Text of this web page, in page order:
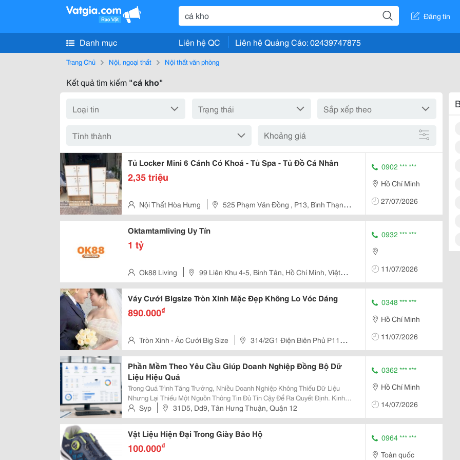
Đăng tin
Danh mục Liên hệ QC Liên hệ Quảng Cáo: 02439747875
Trang Chủ Nội, ngoại thất Nội thất văn phòng
Kết quả tìm kiếm "cá kho"
Khoảng giá
Tủ Locker Mini 6 Cánh Có Khoá - Tủ Spa - Tủ Đồ Cá Nhân
2,35 triệu
Nội Thất Hòa Hưng
525 Phạm Văn Đồng , P13, Bình Thạnh ,
Hcm
0902 *** ***
Hồ Chí Minh
27/07/2026
Oktamtamliving Uy Tín
1 tỷ
Ok88 Living
99 Liên Khu 4-5, Bình Tân, Hồ Chí Minh, Việt
Nam
0932 *** ***
11/07/2026
Váy Cưới Bigsize Tròn Xinh Mặc Đẹp Không Lo Vóc Dáng
890.000₫
Tròn Xinh - Áo Cưới Big Size
314/2G1 Điện Biên Phủ P11
Q10 Hcm
0348 *** ***
Hồ Chí Minh
11/07/2026
Phần Mềm Theo Yêu Cầu Giúp Doanh Nghiệp Đồng Bộ Dữ
Liệu Hiệu Quả
Trong Quá Trình Tăng Trưởng, Nhiều Doanh Nghiệp Không Thiếu Dữ Liệu
Nhưng Lại Thiếu Một Nguồn Thông Tin Đủ Tin Cậy Để Ra Quyết Định. Kinh
Doanh Quản Lý Khách Hàng Và Báo Giá Trên Một Công Cụ, Kho Theo Dõi Tồn
Bằng Bảng Riêng, Kế Toán Kiểm Soát Công...
Syp 31D5, Dd9, Tân Hưng Thuận, Quận 12
0362 *** ***
Hồ Chí Minh
14/07/2026
Vật Liệu Hiện Đại Trong Giày Bảo Hộ
100.000₫
0964 *** ***
Toàn quốc